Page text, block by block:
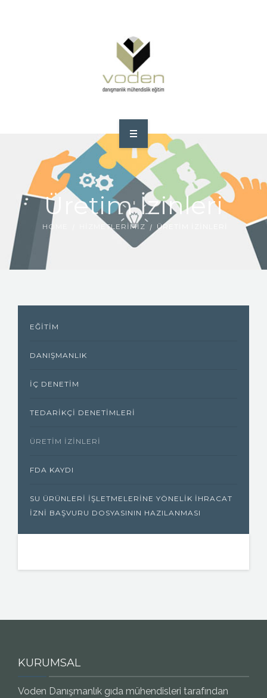
HAKKIMIZDA
HIZMETLERIMIZ
STANDARTLAR
REFERANSLAR
MEVZUATLAR
FOTO GALERI
İLETIŞIM
Üretim İzinleri
HOME HIZMETLERIMIZ ÜRETIM İZINLERI
EĞITIM
DANIŞMANLIK
İÇ DENETIM
TEDARIKÇI DENETIMLERI
ÜRETIM İZINLERI
FDA KAYDI
SU ÜRÜNLERI İŞLETMELERINE YÖNELIK İHRACAT
İZNI BAŞVURU DOSYASININ HAZILANMASI
KURUMSAL
Voden Danışmanlık gıda mühendisleri tarafından